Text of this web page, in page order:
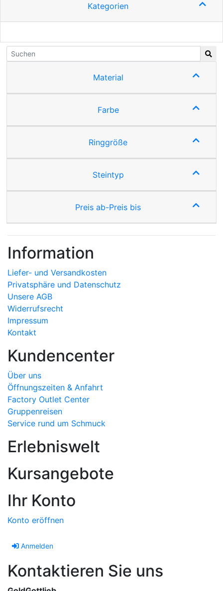
Kategorien
Material
Farbe
Ringgröße
Steintyp
Preis ab-Preis bis
Information
Liefer- und Versandkosten
Privatsphäre und Datenschutz
Unsere AGB
Widerrufsrecht
Impressum
Kontakt
Kundencenter
Über uns
Öffnungszeiten & Anfahrt
Factory Outlet Center
Gruppenreisen
Service rund um Schmuck
Erlebniswelt
Kursangebote
Ihr Konto
Konto eröffnen
Anmelden
Kontaktieren Sie uns